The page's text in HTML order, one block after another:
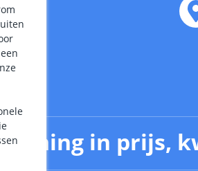
Koning in prijs,